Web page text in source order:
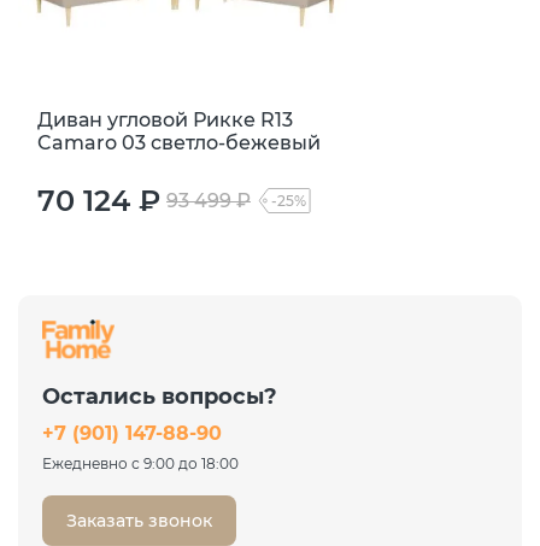
Диван угловой Рикке R13
Camaro 03 светло-бежевый
70 124 ₽ 93 499 ₽ -25%
Остались вопросы?
+7 (901) 147-88-90
Ежедневно с 9:00 до 18:00
Заказать звонок